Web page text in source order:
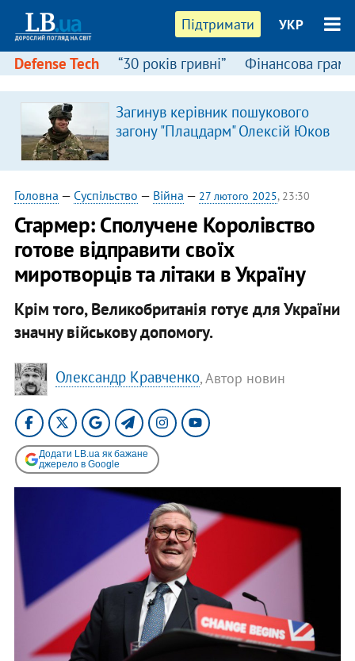
Підтримати УКР
Defense Tech “30 років гривні” Фінансова
Загинув керівник пошукового
загону "Плацдарм" Олексій Юков
Головна — Суспільство — Війна — 27 лютого 2025, 23:30
Стармер: Сполучене Королівство
готове відправити своїх
миротворців та літаки в Україну
Крім того, Великобританія готує для України
значну військову допомогу.
Олександр Кравченко, Автор новин
Додати LB.ua як бажане
джерело в Google